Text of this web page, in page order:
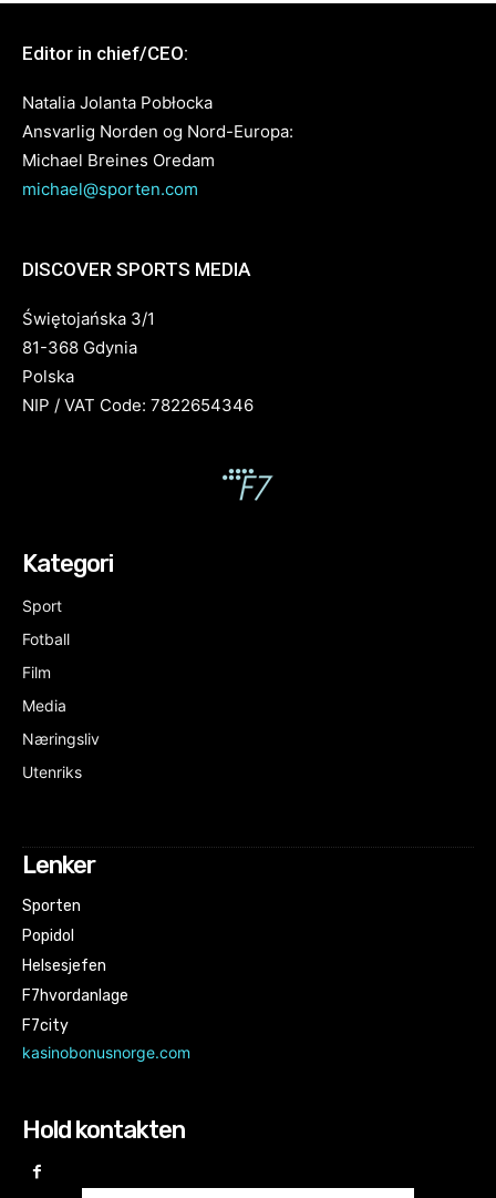
Editor in chief/CEO:
Natalia Jolanta Pobłocka
Ansvarlig Norden og Nord-Europa:
Michael Breines Oredam
michael@sporten.com
DISCOVER SPORTS MEDIA
Świętojańska 3/1
81-368 Gdynia
Polska
NIP / VAT Code: 7822654346
Kategori
Sport
Fotball
Film
Media
Næringsliv
Utenriks
Lenker
Sporten
Popidol
Helsesjefen
F7hvordanlage
F7city
kasinobonusnorge.com
Hold kontakten